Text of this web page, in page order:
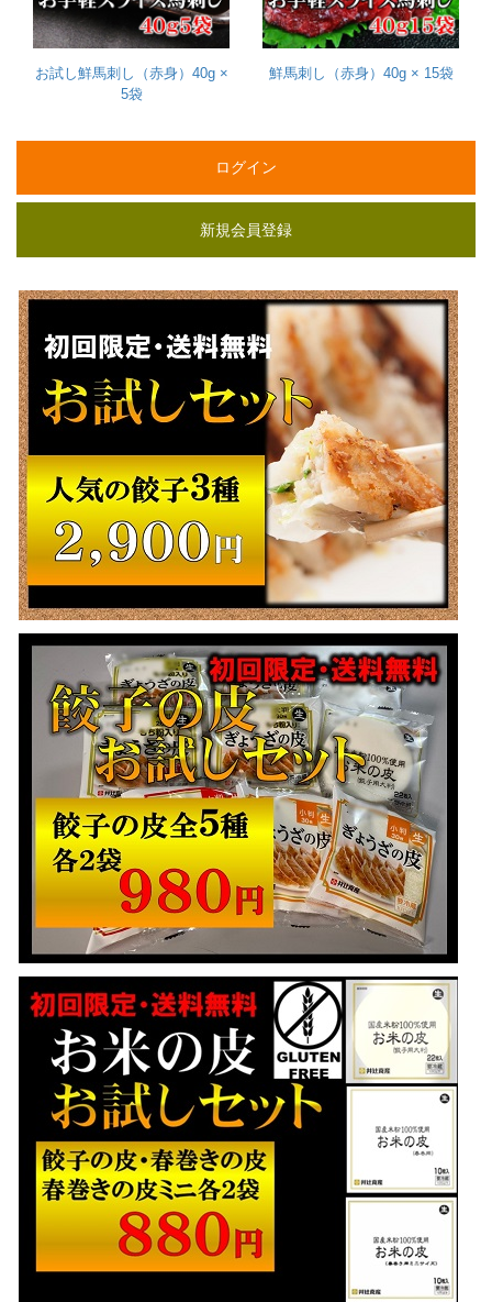
お試し鮮馬刺し（赤身）40g ×
5袋
鮮馬刺し（赤身）40g × 15袋
ログイン
新規会員登録